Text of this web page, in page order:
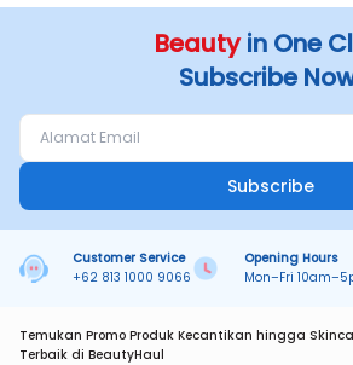
Beautyin One
Subscribe
Subscribe
Customer Service
+62 813 1000 9066
Opening Hours
Mon–Fri
Temukan Promo Produk Kecantikan hingga
Terbaik di BeautyHaul